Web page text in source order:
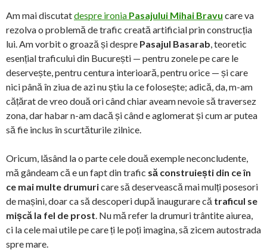
Am mai discutatdespre ironia Pasajului Mihai Bravu care va
rezolva o problemă de trafic creată artificial prin construcția
lui. Am vorbit o groază și despre Pasajul Basarab, teoretic
esențial traficului din București — pentru zonele pe care le
deservește, pentru centura interioară, pentru orice — și care
nici până în ziua de azi nu știu la ce folosește; adică, da, m-am
cățărat de vreo două ori când chiar aveam nevoie să traversez
zona, dar habar n-am dacă și când e aglomerat și cum ar putea
să fie inclus în scurtăturile zilnice.
Oricum, lăsând la o parte cele două exemple neconcludente,
mă gândeam că e un fapt din trafic să construiești din ce în
ce mai multe drumuricare să deservească mai mulți posesori
de mașini, doar ca să descoperi după inaugurare că traficul se
mișcă la fel de prost. Nu mă refer la drumuri trântite aiurea,
ci la cele mai utile pe care ți le poți imagina, să zicem autostrada
spre mare.